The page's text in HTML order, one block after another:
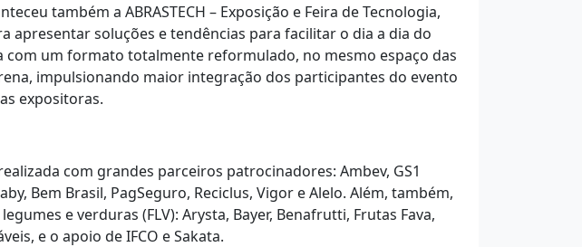
também a ABRASTECH – Exposição e Feira de Tecnologia,
apresentar soluções e tendências para facilitar o dia a dia do
com um formato totalmente reformulado, no mesmo espaço das
impulsionando maior integração dos participantes do evento
expositoras.
com grandes parceiros patrocinadores: Ambev, GS1
Bem Brasil, PagSeguro, Reciclus, Vigor e Alelo. Além, também,
e verduras (FLV): Arysta, Bayer, Benafrutti, Frutas Fava,
e o apoio de IFCO e Sakata.